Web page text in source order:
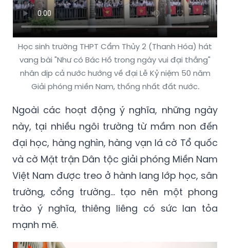
Học sinh trường THPT Cẩm Thủy 2 (Thanh Hóa) hát
vang bài "Như có Bác Hồ trong ngày vui đại thắng"
nhân dịp cả nước hướng về đại Lễ Kỷ niệm 50 năm
Giải phóng miền Nam, thống nhất đất nước.
Ngoài các hoạt động ý nghĩa, những ngày
này, tại nhiều ngôi trường từ mầm non đến
đại học, hàng nghìn, hàng vạn lá cờ Tổ quốc
và cờ Mặt trận Dân tộc giải phóng Miền Nam
Việt Nam được treo ở hành lang lớp học, sân
trường, cổng trường... tạo nên một phong
trào ý nghĩa, thiêng liêng có sức lan tỏa
mạnh mẽ.